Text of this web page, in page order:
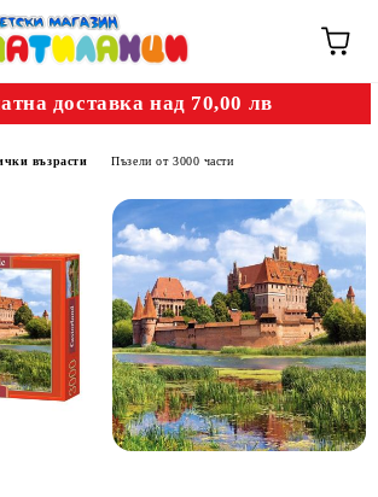
доставка над 70,00 лв
възрасти Пъзели от 3000 части